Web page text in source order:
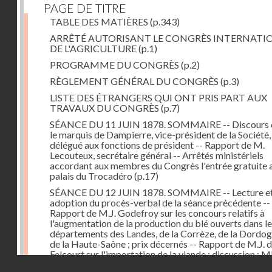
PAGE DE TITRE
TABLE DES MATIÈRES (p.343)
ARRÊTÉ AUTORISANT LE CONGRÈS
DE L'AGRICULTURE(p.1)
PROGRAMME DU CONGRÈS (p.2)
RÈGLEMENT GÉNÉRAL DU CONGRÈS (p.3)
LISTE DES ÉTRANGERS QUI ONT PRIS PART AUX
TRAVAUX DU CONGRÈS (p.7)
SÉANCE DU 11 JUIN 1878. SOMMAIRE -- Discours
le marquis de Dampierre, vice-président de la Société,
délégué aux fonctions de président -- Rapport de M.
Lecouteux, secrétaire général -- Arrêtés ministériels
accordant aux membres du Congrès l'entrée gratuite
palais du Trocadéro (p.17)
SÉANCE DU 12 JUIN 1878. SOMMAIRE -- Lecture
adoption du procès-verbal de la séance précédente --
Rapport de M.J. Godefroy sur les concours relatifs à
l'augmentation de la production du blé ouverts dans
départements des Landes, de la Corrèze, de la
de la Haute-Saône ; prix décernés -- Rapport de M.J.
Felcourt sur l'importation de la viande ; discussion :